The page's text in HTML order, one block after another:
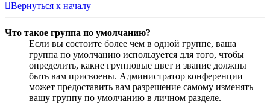
Вернуться к началу
Что такое группа по умолчанию?
Если вы состоите более чем в одной группе, ваша
группа по умолчанию используется для того, чтобы
определить, какие групповые цвет и звание должны
быть вам присвоены. Администратор конференции
может предоставить вам разрешение самому изменять
вашу группу по умолчанию в личном разделе.